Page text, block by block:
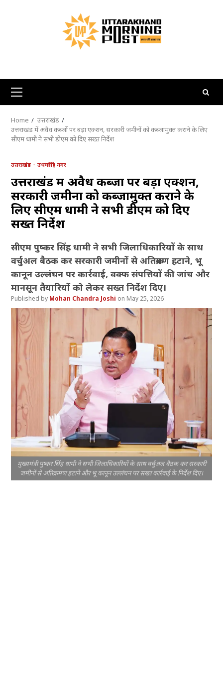
Primary
Menu
Home
उत्तराखंड
उत्तराखंड में अवैध कब्जों पर बड़ा एक्शन, सरकारी जमीनों को कब्जामुक्त कराने के लिए
सीएम धामी ने सभी डीएम को दिए सख्त निर्देश
उत्तराखंड उधमसिंह नगर
उत्तराखंड में अवैध कब्जों पर बड़ा एक्शन,
सरकारी जमीनों को कब्जामुक्त कराने के
लिए सीएम धामी ने सभी डीएम को दिए
सख्त निर्देश
सीएम पुष्कर सिंह धामी ने सभी जिलाधिकारियों के साथ
वर्चुअल बैठक कर सरकारी जमीनों से अतिक्रमण हटाने, भू
कानून उल्लंघन पर कार्रवाई, वक्फ संपत्तियों की जांच और
मानसून तैयारियों को लेकर सख्त निर्देश दिए।
Mohan Chandra Joshi May 25, 2026
मुख्यमंत्री पुष्कर सिंह धामी ने सभी जिलाधिकारियों के साथ वर्चुअल बैठक कर सरकारी
जमीनों से अतिक्रमण हटाने और भू कानून उल्लंघन पर सख्त कार्रवाई के निर्देश दिए।